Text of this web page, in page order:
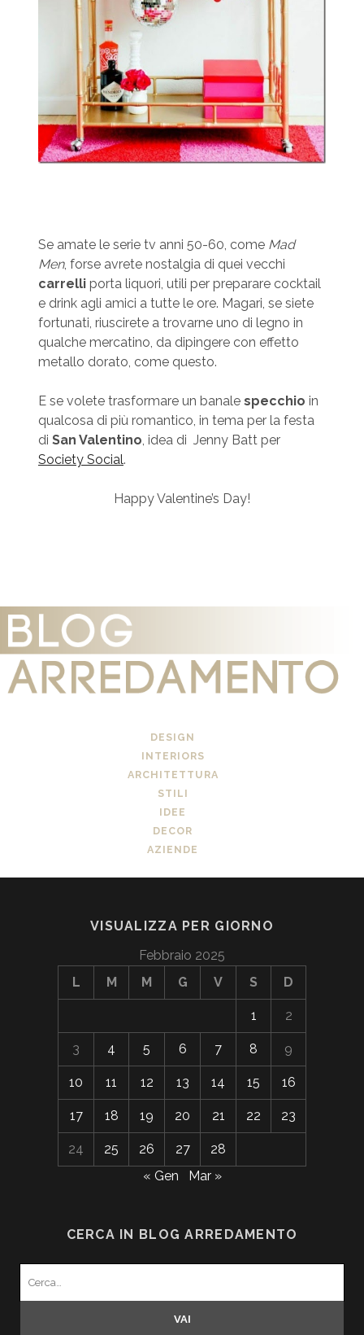
Se amate le serie tv anni 50-60, come Mad
Men, forse avrete nostalgia di quei vecchi
carrelliporta liquori, utili per preparare cocktail
e drink agli amici a tutte le ore. Magari, se siete
fortunati, riuscirete a trovarne uno di legno in
qualche mercatino, da dipingere con effetto
metallo dorato, come questo.
E se volete trasformare un banale specchio in
qualcosa di più romantico, in tema per la festa
di San Valentino , idea di Jenny Batt per
Society Social.
Happy Valentine’s Day!
DESIGN
INTERIORS
ARCHITETTURA
STILI
IDEE
DECOR
AZIENDE
VISUALIZZA PER GIORNO
Febbraio 2025
L
M M G V S D
1 2
3 4 5 6 7 8 9
10 11 12 13 14 15 16
17 18 19 20 21 22 23
24 25 26 27
28
« Gen
Mar »
CERCA IN BLOG ARREDAMENTO